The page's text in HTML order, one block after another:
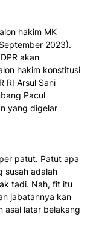
hakim MK
2023).
akan
hakim konstitusi
RI Arsul Sani
Pacul
yang digelar
patut. Patut apa
susah adalah
tadi. Nah, fit itu
jabatannya kan
asal latar belakang